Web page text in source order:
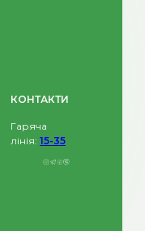
КОНТАКТИ
Гаряча
лінія: 15-35